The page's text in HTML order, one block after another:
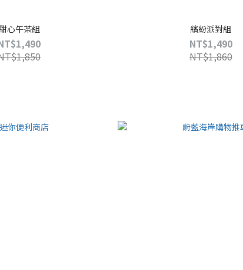
心午茶組 繽紛派對組
NT$1,490
NT$1,860